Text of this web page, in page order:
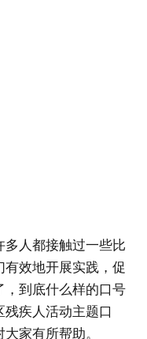
人都接触过一些比
效地开展实践，促
，到底什么样的口号
疾人活动主题口
家有所帮助。